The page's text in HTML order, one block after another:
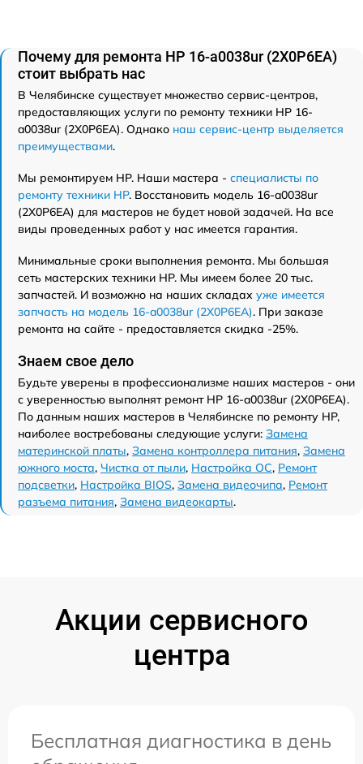
Почему для ремонта HP 16-a0038ur (2X0P6EA)
стоит выбрать нас
В Челябинске существует множество сервис-центров,
предоставляющих услуги по ремонту техники HP 16-
a0038ur (2X0P6EA). Однако наш сервис-центр выделяется
преимуществами.
Мы ремонтируем HP. Наши мастера - специалисты по
ремонту техники HP. Восстановить модель 16-a0038ur
(2X0P6EA) для мастеров не будет новой задачей. На все
виды проведенных работ у нас имеется гарантия.
Минимальные сроки выполнения ремонта. Мы большая
сеть мастерских техники HP. Мы имеем более 20 тыс.
запчастей. И возможно на наших складах уже имеется
запчасть на модель 16-a0038ur (2X0P6EA). При заказе
ремонта на сайте - предоставляется скидка -25%.
Знаем свое дело
Будьте уверены в профессионализме наших мастеров - они
с уверенностью выполнят ремонт HP 16-a0038ur (2X0P6EA).
По данным наших мастеров в Челябинске по ремонту HP,
наиболее востребованы следующие услуги: Замена
материнской платы, Замена контроллера питания, Замена
южного моста, Чистка от пыли, Настройка ОС, Ремонт
подсветки, Настройка BIOS, Замена видеочипа, Ремонт
разъема питания, Замена видеокарты.
Акции сервисного
центра
Бесплатная диагностика в день